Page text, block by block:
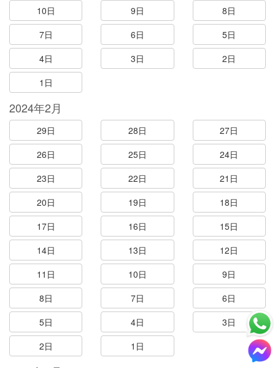
10日
9日
8日
7日
6日
5日
4日
3日
2日
1日
2024年2月
29日 28日
27日
26日
25日
24日
23日
22日
21日
20日
19日
18日
17日
16日
15日
14日
13日
12日
11日
10日
9日
8日
7日
6日
5日
4日
3日
2日
1日